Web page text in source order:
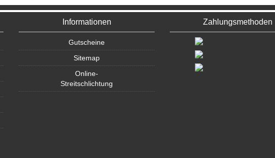
Informationen
Gutscheine
Sitemap
Online-
Streitschlichtung
Zahlungsmethoden